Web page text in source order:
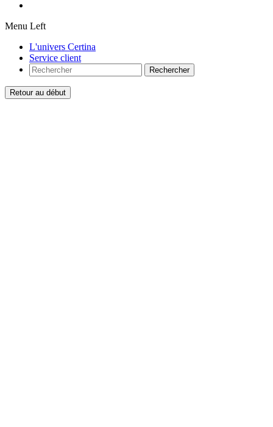
Menu Left
L'univers Certina
Service client
Rechercher
Retour au début